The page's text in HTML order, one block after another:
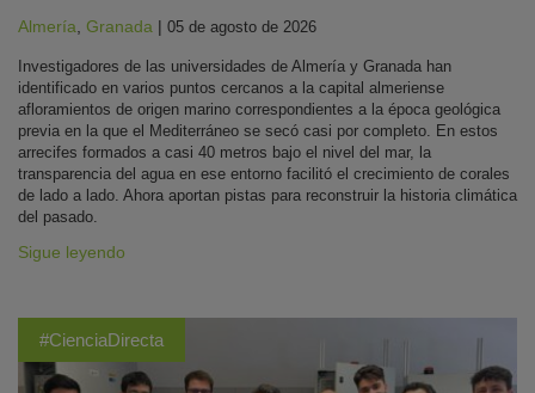
Almería, Granada | 05 de agosto de 2026
Investigadores de las universidades de Almería y Granada han
identificado en varios puntos cercanos a la capital almeriense
afloramientos de origen marino correspondientes a la época geológica
previa en la que el Mediterráneo se secó casi por completo. En estos
arrecifes formados a casi 40 metros bajo el nivel del mar, la
transparencia del agua en ese entorno facilitó el crecimiento de corales
de lado a lado. Ahora aportan pistas para reconstruir la historia climática
del pasado.
Sigue leyendo
#CienciaDirecta